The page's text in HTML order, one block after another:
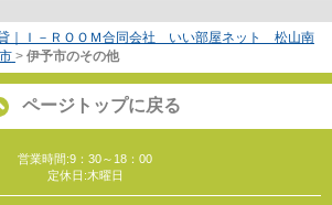
｜Ｉ－ＲＯＯＭ合同会社 いい部屋ネット 松山南
> 伊予市のその他
ページトップに戻る
営業時間:9：30～18：00
定休日:木曜日